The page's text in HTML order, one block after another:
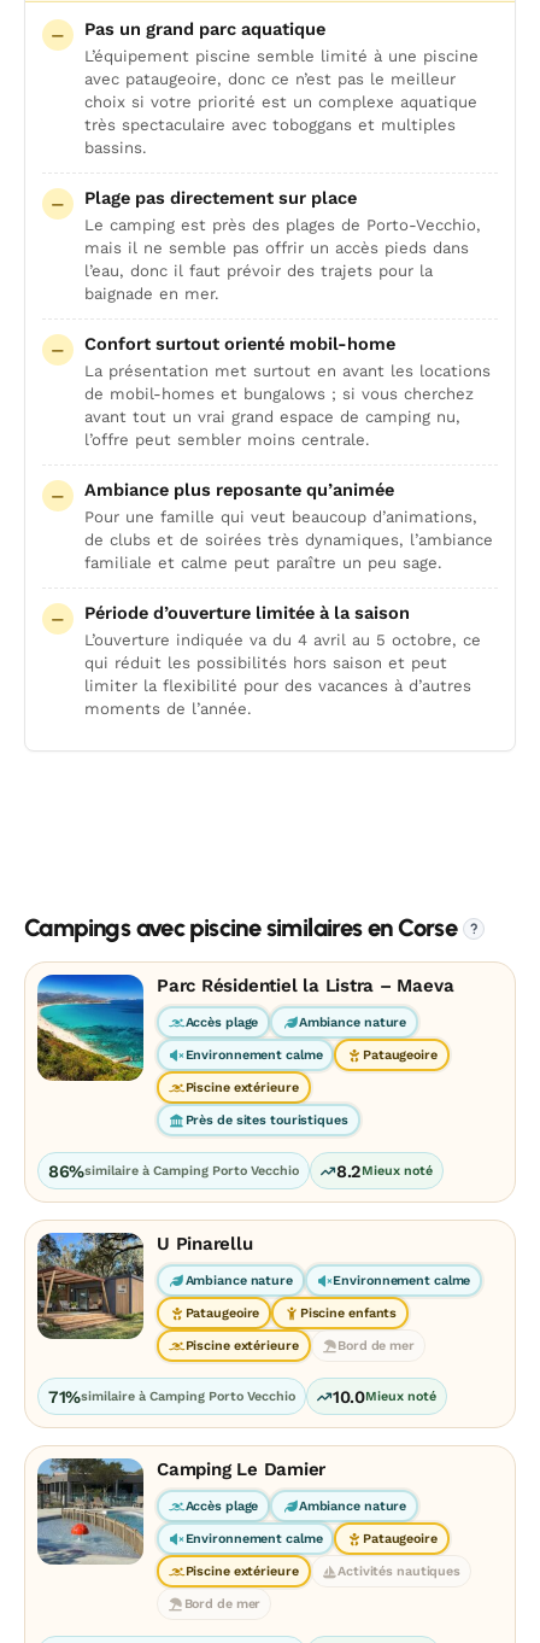
Pas un grand parc aquatique
L’équipement piscine semble limité à une piscine
avec pataugeoire, donc ce n’est pas le meilleur
choix si votre priorité est un complexe aquatique
très spectaculaire avec toboggans et multiples
bassins.
Plage pas directement sur place
Le camping est près des plages de Porto-Vecchio,
mais il ne semble pas offrir un accès pieds dans
l’eau, donc il faut prévoir des trajets pour la
baignade en mer.
Confort surtout orienté mobil-home
La présentation met surtout en avant les locations
de mobil-homes et bungalows ; si vous cherchez
avant tout un vrai grand espace de camping nu,
l’offre peut sembler moins centrale.
Ambiance plus reposante qu’animée
Pour une famille qui veut beaucoup d’animations,
de clubs et de soirées très dynamiques, l’ambiance
familiale et calme peut paraître un peu sage.
Période d’ouverture limitée à la saison
L’ouverture indiquée va du 4 avril au 5 octobre, ce
qui réduit les possibilités hors saison et peut
limiter la flexibilité pour des vacances à d’autres
moments de l’année.
Campings avec piscine similaires en Corse ?
Parc Résidentiel la Listra – Maeva
Accès plage Ambiance nature
Environnement calme Pataugeoire
Piscine extérieure
Près de sites touristiques
86%similaire à Camping Porto Vecchio 8.2Mieux noté
U Pinarellu
Ambiance nature Environnement calme
Pataugeoire Piscine enfants
Piscine extérieure Bord de mer
71%similaire à Camping Porto Vecchio 10.0Mieux noté
Camping Le Damier
Accès plage Ambiance nature
Environnement calme Pataugeoire
Piscine extérieure Activités nautiques
Bord de mer